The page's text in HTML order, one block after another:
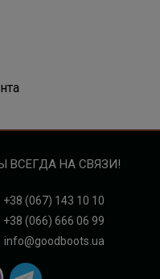
ВСЕГДА НА СВЯЗИ!
+38 (067) 143 10 10
+38 (066) 666 06 99
info@goodboots.ua